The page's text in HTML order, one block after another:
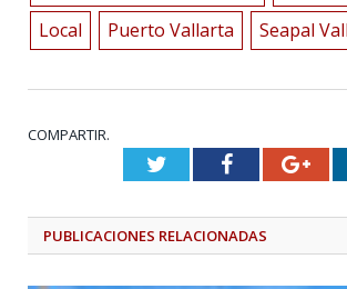
Local
Puerto Vallarta Seapal
COMPARTIR.
TwitterFacebook
PUBLICACIONES RELACIONADAS